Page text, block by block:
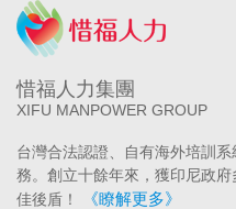
惜福人力集團
XIFU MANPOWER GROUP
台灣合法認證、自有海外培訓
務。創立十餘年來，獲印尼政
佳後盾！
《瞭解更多》